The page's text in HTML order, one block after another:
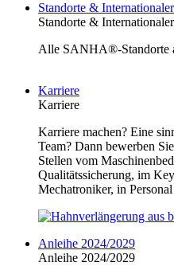
Standorte &
Standorte &
Alle SANHA®-Standorte
Karriere
Karriere
Karriere machen? Eine
Team? Dann bewerben
Stellen vom
Qualitätssicherung, im
Mechatroniker, in
Anleihe 2024/2029
Anleihe 2024/2029